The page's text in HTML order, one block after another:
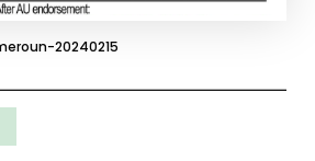
20240215